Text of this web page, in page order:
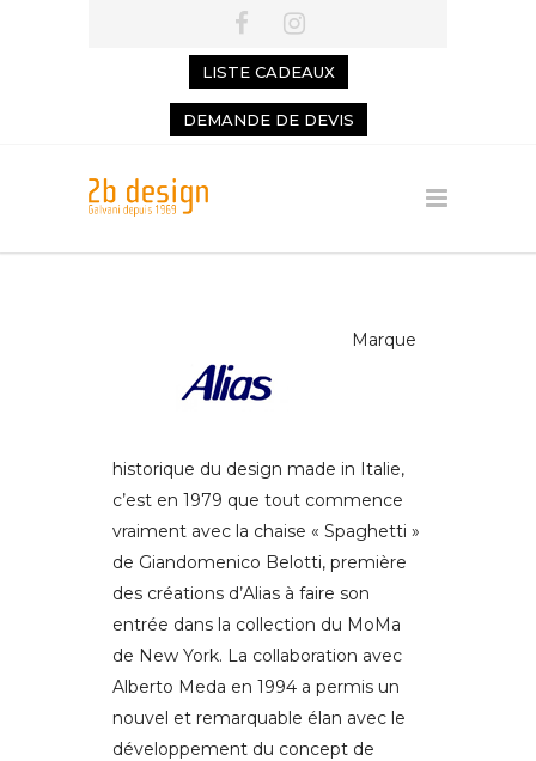
LISTE CADEAUX
DEMANDE DE DEVIS
Marque
historique du design made in Italie,
c’est en 1979 que tout commence
vraiment avec la chaise « Spaghetti »
de Giandomenico Belotti, première
des créations d’Alias à faire son
entrée dans la collection du MoMa
de New York. La collaboration avec
Alberto Meda en 1994 a permis un
nouvel et remarquable élan avec le
développement du concept de